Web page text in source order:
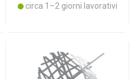
circa 1–2 giorni lavorativi